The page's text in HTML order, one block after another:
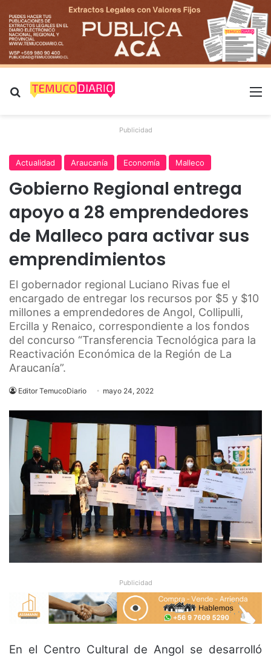
Buscar por
Publicidad
Actualidad Araucanía Economía Malleco
Gobierno Regional entrega
apoyo a 28 emprendedores
de Malleco para activar sus
emprendimientos
El gobernador regional Luciano Rivas fue el
encargado de entregar los recursos por $5 y $10
millones a emprendedores de Angol, Collipulli,
Ercilla y Renaico, correspondiente a los fondos
del concurso “Transferencia Tecnológica para la
Reactivación Económica de la Región de La
Araucanía”.
Editor TemucoDiario mayo 24, 2022
Publicidad
En el Centro Cultural de Angol se desarrolló